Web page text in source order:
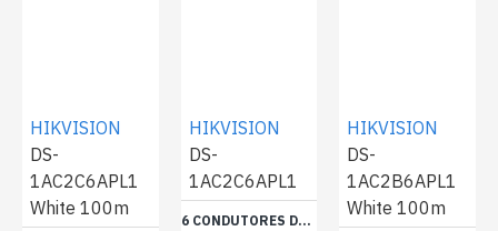
HIKVISION
DS-
1AC2C6APL1
White 100m
HIKVISION
DS-
1AC2C6APL1
6 CONDUTORES DE SINAL + 2 DE ALIMENTAÇÃO - CONDUTOR COBRE ELECTROLÍTICO FLEXÍVEL - VISOR ALUMÍNIO POLIÉSTER+DRENAGEM CUSN - BOBINE DE 305 METROS - CERTIFICADO CPR ECA - MÍNIMA PERDA
HIKVISION
DS-
1AC2B6APL1
White 100m